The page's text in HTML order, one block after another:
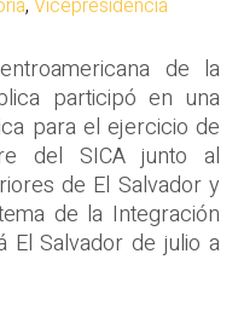
de la
participó en una
para el ejercicio de
del SICA junto al
de El Salvador y
de la Integración
El Salvador de julio a